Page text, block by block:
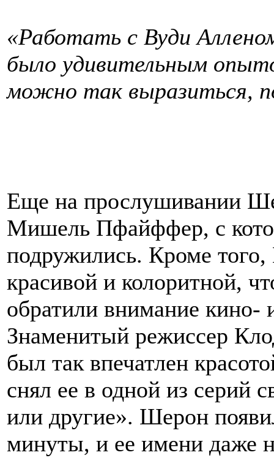
«Работать с Вуди
было удивительным
можно так выразиться,
Еще на прослушивании
Мишель Пфайффер, с
подружились. Кроме
красивой и колоритной,
обратили внимание кино-
Знаменитый режиссер
был так впечатлен
снял ее в одной из серий
или другие». Шерон
минуты, и ее имени даже